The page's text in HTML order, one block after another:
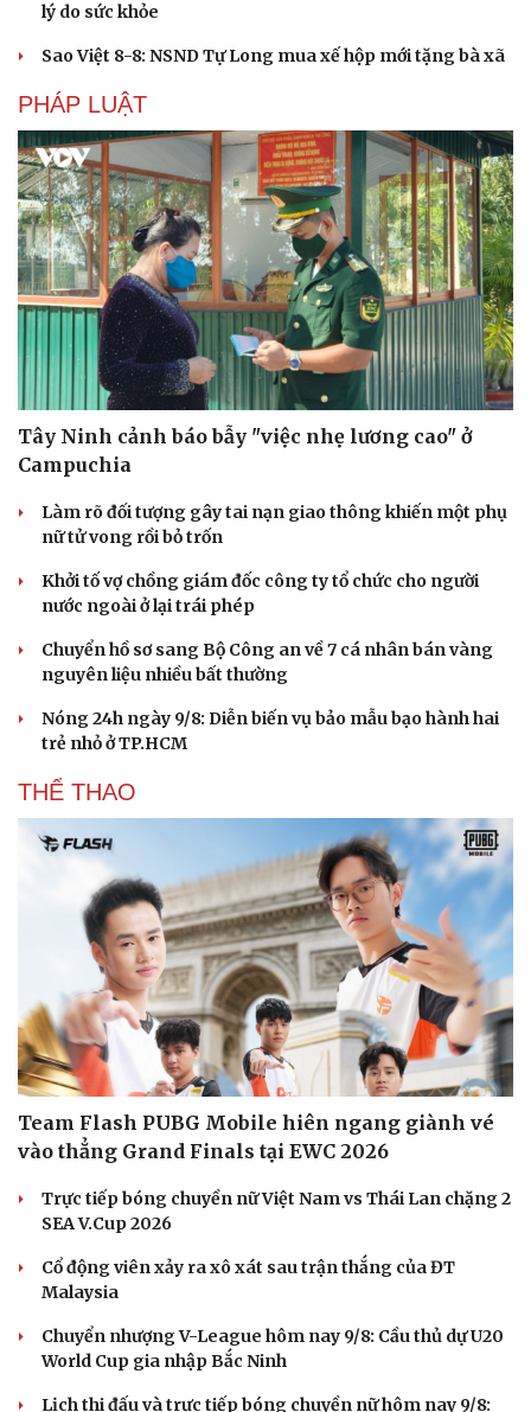
lý do sức khỏe
Sao Việt 8-8: NSND Tự Long mua xế hộp mới tặng bà xã
PHÁP LUẬT
Tây Ninh cảnh báo bẫy "việc nhẹ lương cao" ở
Campuchia
Làm rõ đối tượng gây tai nạn giao thông khiến một phụ
nữ tử vong rồi bỏ trốn
Khởi tố vợ chồng giám đốc công ty tổ chức cho người
nước ngoài ở lại trái phép
Chuyển hồ sơ sang Bộ Công an về 7 cá nhân bán vàng
nguyên liệu nhiều bất thường
Nóng 24h ngày 9/8: Diễn biến vụ bảo mẫu bạo hành hai
trẻ nhỏ ở TP.HCM
THỂ THAO
Team Flash PUBG Mobile hiên ngang giành vé
vào thẳng Grand Finals tại EWC 2026
Trực tiếp bóng chuyền nữ Việt Nam vs Thái Lan chặng 2
SEA V.Cup 2026
Cổ động viên xảy ra xô xát sau trận thắng của ĐT
Malaysia
Chuyển nhượng V-League hôm nay 9/8: Cầu thủ dự U20
World Cup gia nhập Bắc Ninh
Lịch thi đấu và trực tiếp bóng chuyền nữ hôm nay 9/8: